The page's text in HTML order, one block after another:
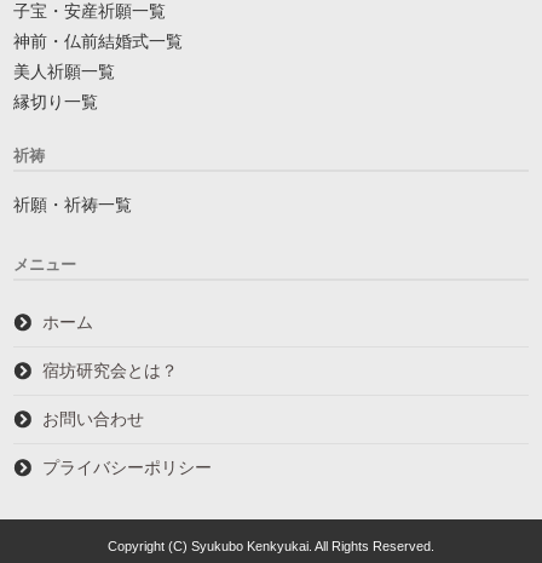
子宝・安産祈願一覧
神前・仏前結婚式一覧
美人祈願一覧
縁切り一覧
祈祷
祈願・祈祷一覧
メニュー
ホーム
宿坊研究会とは？
お問い合わせ
プライバシーポリシー
Copyright (C) Syukubo Kenkyukai. All Rights Reserved.